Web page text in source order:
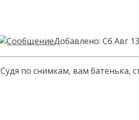
Добавлено: Сб Авг
Судя по снимкам, вам батенька,